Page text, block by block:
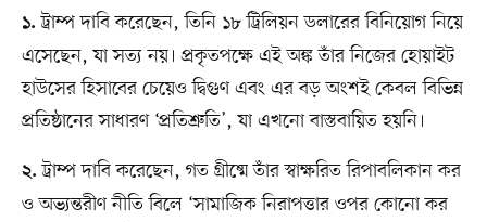
১. ট্রাম্প দাবি করেছেন, তিনি ১৮ ট্রিলিয়ন ডলারের বিনিয়োগ নিয়ে
এসেছেন, যা সত্য নয়। প্রকৃতপক্ষে এই অঙ্ক তাঁর নিজের হোয়াইট
হাউসের হিসাবের চেয়েও দ্বিগুণ এবং এর বড় অংশই কেবল বিভিন্ন
প্রতিষ্ঠানের সাধারণ ‘প্রতিশ্রুতি’, যা এখনো বাস্তবায়িত হয়নি।
২. ট্রাম্প দাবি করেছেন, গত গ্রীষ্মে তাঁর স্বাক্ষরিত রিপাবলিকান কর
ও অভ্যন্তরীণ নীতি বিলে ‘সামাজিক নিরাপত্তার ওপর কোনো কর